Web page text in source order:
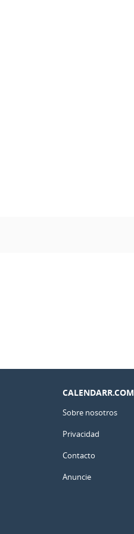
CALENDARR.COM
Sobre nosotros
Privacidad
Contacto
Anuncie